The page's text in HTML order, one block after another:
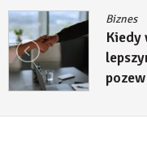
Biznes
Kiedy